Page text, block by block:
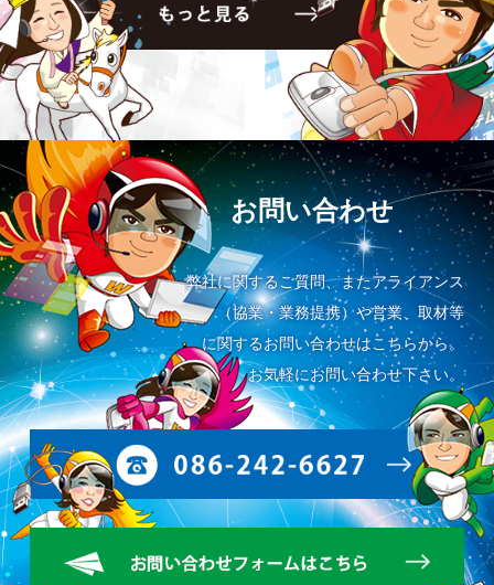
お問い合わせ
弊社に関するご質問、またアライアンス
（協業・業務提携）や営業、取材等
に関するお問い合わせはこちらから。
お気軽にお問い合わせ下さい。